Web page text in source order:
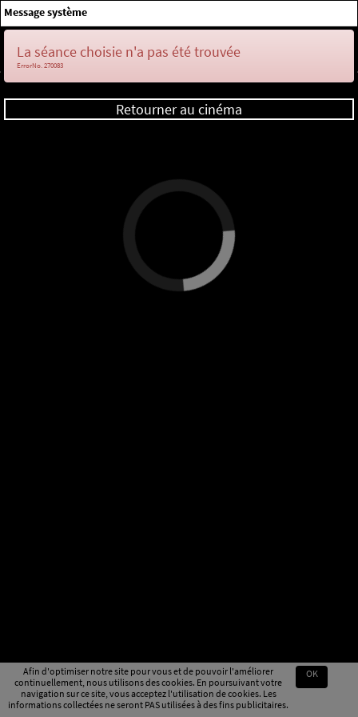
Afin d'optimiser notre site pour vous et de pouvoir l'améliorer
continuellement, nous utilisons des cookies. En poursuivant votre
navigation sur ce site, vous acceptez l'utilisation de cookies. Les
informations collectées ne seront PAS utilisées à des fins publicitaires.
OK
Message système
La séance choisie n'a pas été trouvée
ErrorNo. 270083
Retourner au cinéma